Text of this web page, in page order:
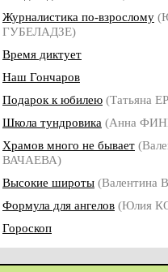
Журналистика по-взрослому
ГУБЕЛАДЗЕ)
Время диктует
Наш Гончаров
Подарок к юбилею (Татьяна
Школа тундровика (Анна
Храмов много не бывает
ВАЧАЕВА)
Высокие широты (Валентина
Формула для ангелов (Юлия
Гороскоп